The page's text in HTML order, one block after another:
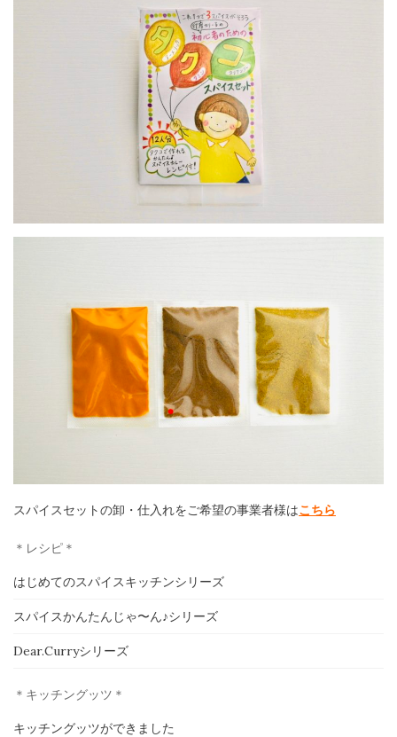
ホーム
スパイスセットの卸・仕入れをご希望の事業者様はこちら
＊レシピ＊
はじめてのスパイスキッチンシリーズ
スパイスかんたんじゃ〜ん♪シリーズ
Dear.Curryシリーズ
＊キッチングッツ＊
キッチングッツができました